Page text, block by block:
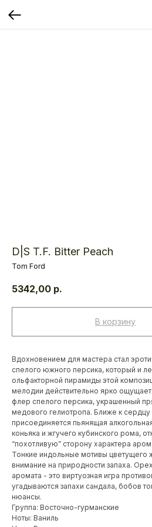
D|S T.F. Bitter Peach
Tom Ford
5342,00 р.
В корзину
Вдохновением для мастера стал
спелого южного персика, который и
ольфакторной пирамиды этой
мелодии действительно ярко
флер спелого персика, украшенный
медового гелиотропа. Ближе к
присоединяется пьянящая
коньяка и жгучего кубинского рома,
“похотливую” сторону характера
Тонкие индольные мотивы цветущего
внимание на природности запаха.
аромата - это виртуозная игра
угадываются запахи сандала, бобов
нюансы.
Группа: Восточно-гурманские
Ноты: Ваниль